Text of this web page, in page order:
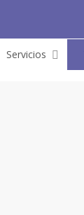
Servicios